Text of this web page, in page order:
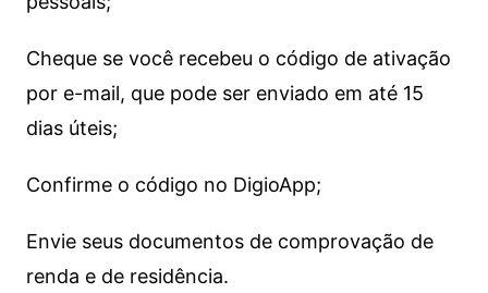
Cheque se você recebeu o código de ativação
por e-mail, que pode ser enviado em até 15
dias úteis;
Confirme o código no DigioApp;
Envie seus documentos de comprovação de
renda e de residência.